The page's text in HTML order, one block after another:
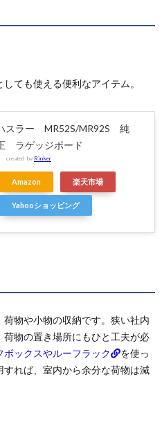
ても使える便利なアイテム。
スラー MR52S/MR92S 純
ラゲッジボード
created by Rinker
Amazon 楽天市場
Yahooショッピング
物や小物の収納です。狭い社内
物の置き場所にもひと工夫が必
ボックスやルーフラック
を使っ
れば、室内から余分な荷物は減